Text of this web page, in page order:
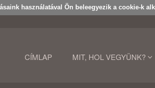
használatával Ön beleegyezik a cookie-k
CÍMLAP MIT, HOL VEGYÜNK?